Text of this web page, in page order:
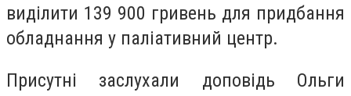
виділити 139 900 гривень для придбання
обладнання у паліативний центр.
Присутні заслухали доповідь Ольги